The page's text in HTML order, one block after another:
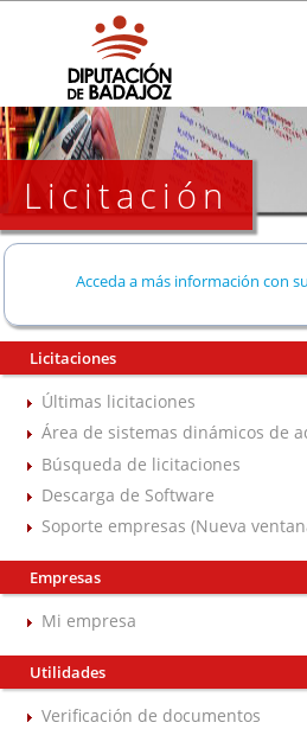
Licitación
Acceda a más información con
Licitaciones
Últimas licitaciones
Área de sistemas dinámicos de
Búsqueda de licitaciones
Descarga de Software
Soporte empresas (Nueva
Empresas
Mi empresa
Utilidades
Verificación de documentos